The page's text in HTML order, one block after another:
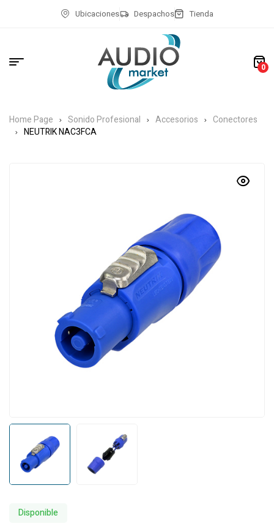
Ubicaciones Despachos Tienda
0
Home Page Sonido Profesional Accesorios
Conectores
NEUTRIK NAC3FCA
Disponible